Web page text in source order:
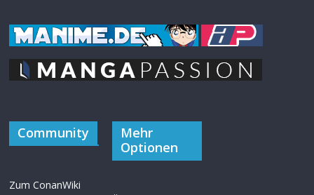
Community
Zum ConanWiki
Mehr
Optionen